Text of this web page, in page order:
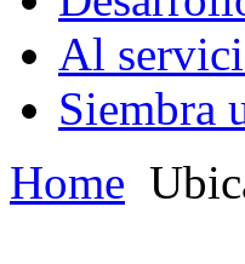
Al
Siembra
Home